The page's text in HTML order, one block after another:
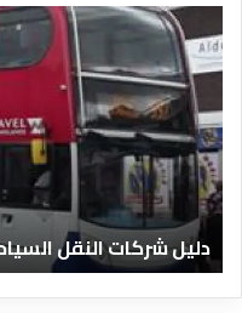
ل
ي
ش
ر
ك
ا
ت
ل
ن
دليل شركات النقل